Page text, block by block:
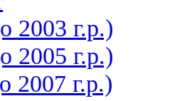
2003 г.р.)
2005 г.р.)
2007 г.р.)